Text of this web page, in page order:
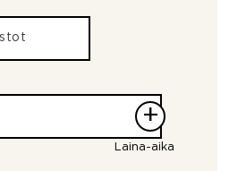
+
Laina-aika